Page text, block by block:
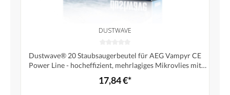
DUSTWAVE
Dustwave® 20 Staubsaugerbeutel für AEG Vampyr CE
Power Line - hocheffizient, mehrlagiges Mikrovlies mit
Hygieneverschluss - Made in Germany
17,84 €*